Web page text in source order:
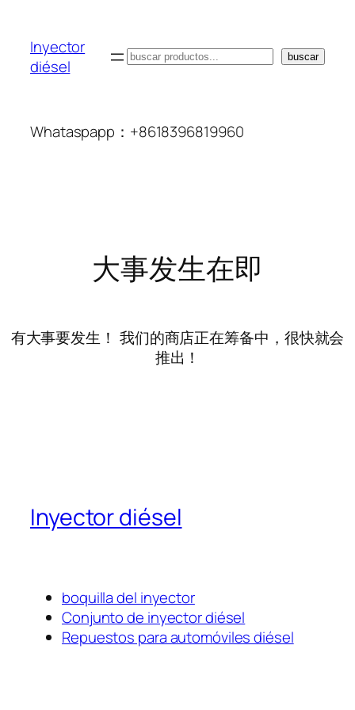
Inyector
diésel
搜
buscar
Whataspapp：+8618396819960
大事发生在即
有大事要发生！ 我们的商店正在筹备中，很快就会
推出！
Inyector diésel
boquilla del inyector
Conjunto de inyector diésel
Repuestos para automóviles diésel